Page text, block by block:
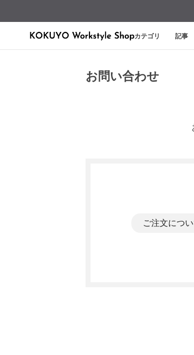
カテゴリ 記事
お問い合わせ
ご注文につ